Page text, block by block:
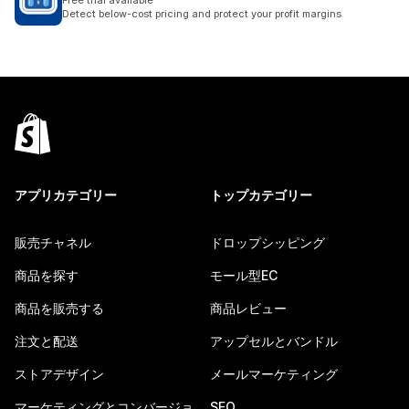
Detect below-cost pricing and protect your profit margins
アプリカテゴリー
販売チャネル
商品を探す
商品を販売する
注文と配送
ストアデザイン
トップカテゴリー
ドロップシッピング
モール型EC
商品レビュー
アップセルとバンドル
メールマーケティング